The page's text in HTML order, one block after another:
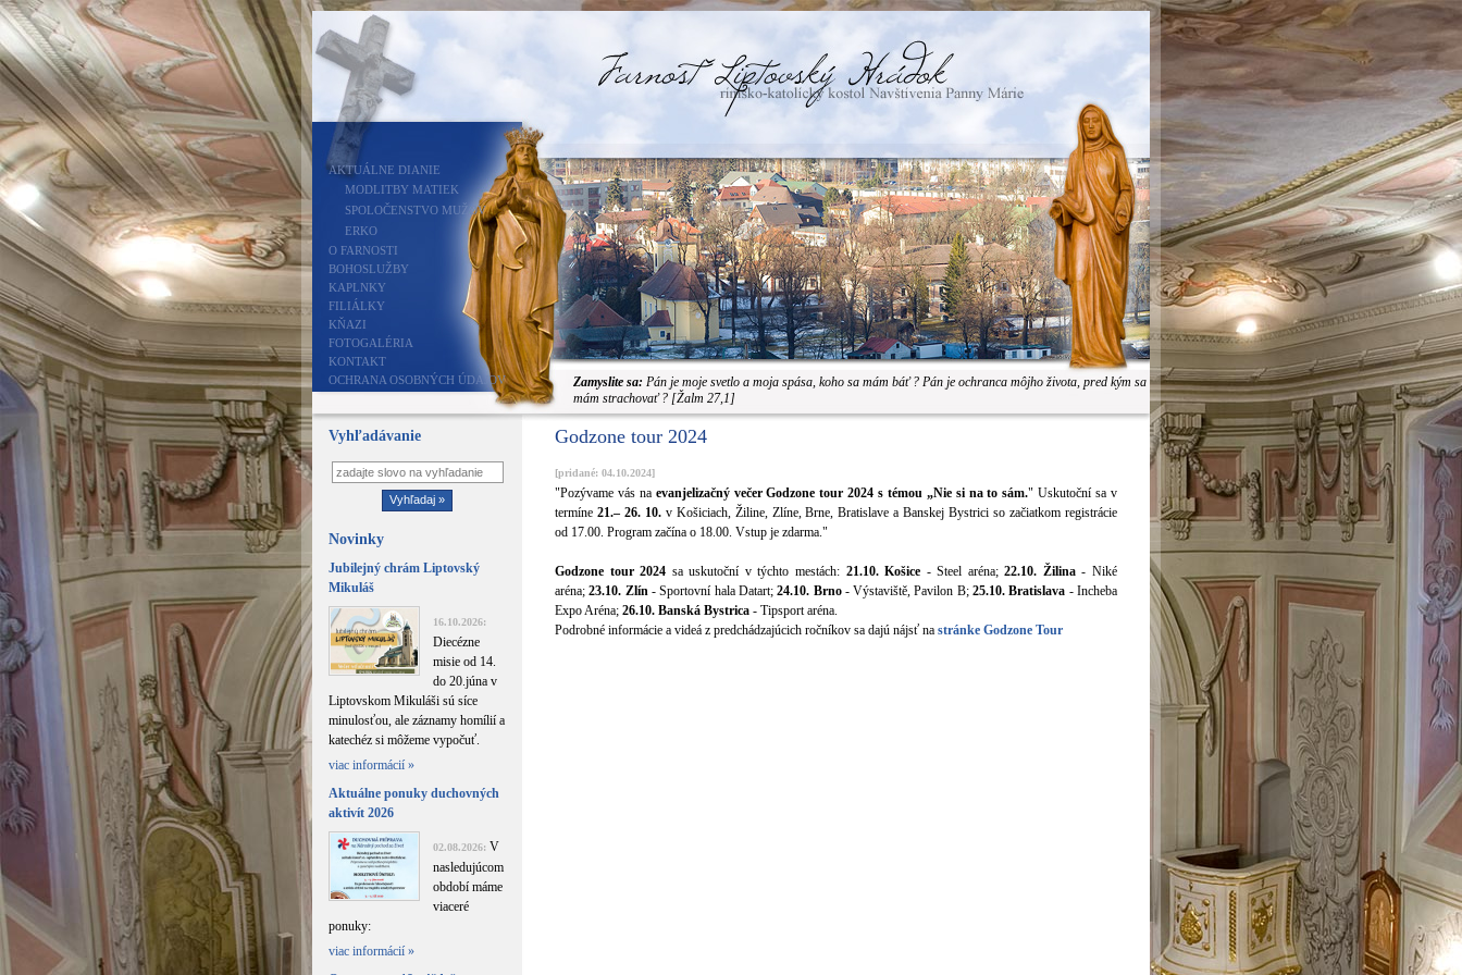
AKTUÁLNE DIANIE
MODLITBY MATIEK
SPOLOČENSTVO MUŽOV
ERKO
O FARNOSTI
BOHOSLUŽBY
KAPLNKY
FILIÁLKY
KŇAZI
FOTOGALÉRIA
KONTAKT
OCHRANA OSOBNÝCH ÚDAJOV
Zamyslite sa: Pán je moje svetlo a moja spása, koho sa mám báť ? Pán je ochranca môjho života, pred kým sa
mám strachovať ? [Žalm 27,1]
Godzone tour 2024
[pridané: 04.10.2024]
"Pozývame vás na evanjelizačný večer Godzone tour 2024 s témou „Nie si na to sám." Uskutoční sa v
termíne 21.– 26. 10.v Košiciach, Žiline, Zlíne, Brne, Bratislave a Banskej Bystrici so začiatkom registrácie
od 17.00. Program začína o 18.00. Vstup je zdarma."
Godzone tour 2024 sa uskutoční v týchto mestách: 21.10. Košice - Steel aréna;22.10. Žilina- Niké
aréna;23.10. Zlín- Sportovní hala Datart;24.10. Brno- Výstaviště, Pavilon B;25.10. Bratislava - Incheba
Expo Aréna; 26.10. Banská Bystrica - Tipsport aréna.
Podrobné informácie a videá z predchádzajúcich ročníkov sa dajú nájsť na stránke Godzone Tour
Vyhľadávanie
Novinky
Jubilejný chrám Liptovský
Mikuláš
16.10.2026:
Diecézne
misie od 14.
do 20.júna v
Liptovskom Mikuláši sú síce
minulosťou, ale záznamy homílií a
katechéz si môžeme vypočuť.
viac informácií »
Aktuálne ponuky duchovných
aktivít 2026
02.08.2026: V
nasledujúcom
období máme
viaceré
ponuky:
viac informácií »